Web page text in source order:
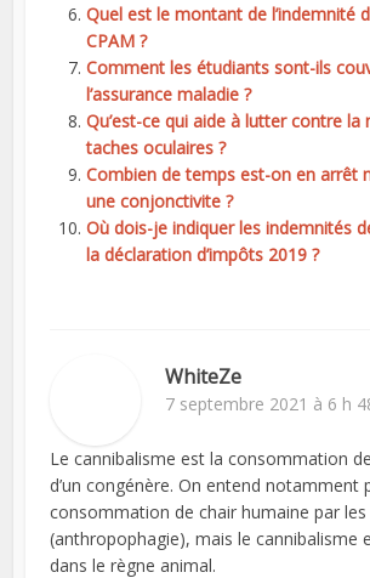
Quel est le montant de l’indemnité
CPAM ?
Comment les étudiants sont-ils
l’assurance maladie ?
Qu’est-ce qui aide à lutter contre la
taches oculaires ?
Combien de temps est-on en arrêt
une conjonctivite ?
Où dois-je indiquer les indemnités
la déclaration d’impôts 2019 ?
WhiteZe
7 septembre 2021 à 6 h
Le cannibalisme est la consommation
d’un congénère. On entend notamment
consommation de chair humaine par les
(anthropophagie), mais le cannibalisme
dans le règne animal.